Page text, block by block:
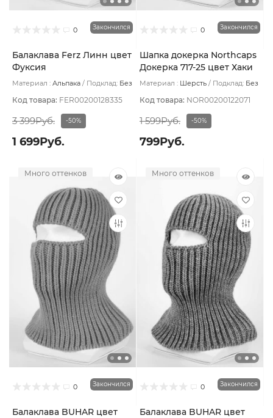
0 Закончился
Балаклава Ferz Линн цвет
Фуксия
Материал : Альпака Подклад: Без
Код товара: FER00200128335
3 399Руб. -50%
1 699Руб.
0 Закончился
Шапка докерка Northcaps
Докерка 717-25 цвет Хаки
Материал : Шерсть Подклад: Без
Код товара: NOR00200122071
1 599Руб. -50%
799Руб.
Много оттенков
0 Закончился
Балаклава BUHAR цвет
Много оттенков
0 Закончился
Балаклава BUHAR цвет